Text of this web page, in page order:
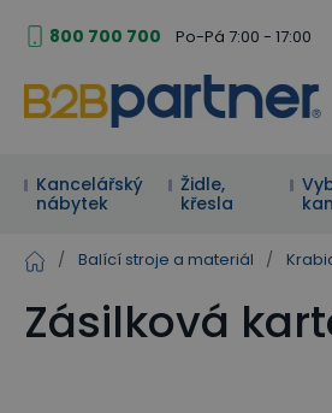
800 700 700 Po-Pá 7:00 - 17:00
Kancelářský
nábytek
Židle,
křesla
/ Balící stroje a materiál /
Zásilková